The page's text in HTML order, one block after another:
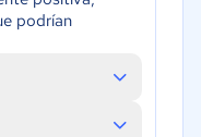
podrían